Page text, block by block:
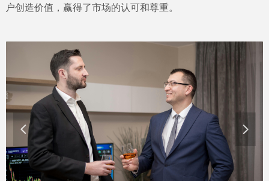
户创造价值，赢得了市场的认可和尊重。
넳 넲